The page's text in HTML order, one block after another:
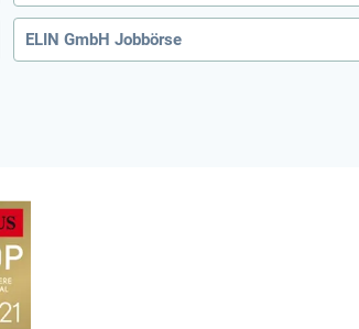
ELIN GmbH Jobbörse